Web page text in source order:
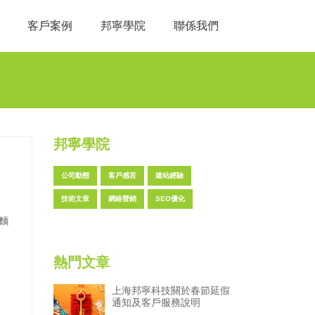
客戶案例 邦寧學院 聯係我們
邦寧學院
公司動態 客戶感言 建站經驗
技術文章 網絡營銷 SEO優化
熱門文章
上海邦寧科技關於春節延假
通知及客戶服務說明